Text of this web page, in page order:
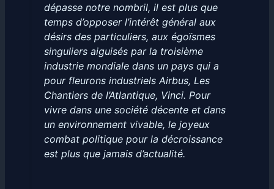
dépasse notre nombril, il est plus que
temps d’opposer l’intérêt général aux
désirs des particuliers, aux égoïsmes
singuliers aiguisés par la troisième
industrie mondiale dans un pays qui a
pour fleurons industriels Airbus, Les
Chantiers de l’Atlantique, Vinci. Pour
vivre dans une société décente et dans
un environnement vivable, le joyeux
combat politique pour la décroissance
est plus que jamais d’actualité.